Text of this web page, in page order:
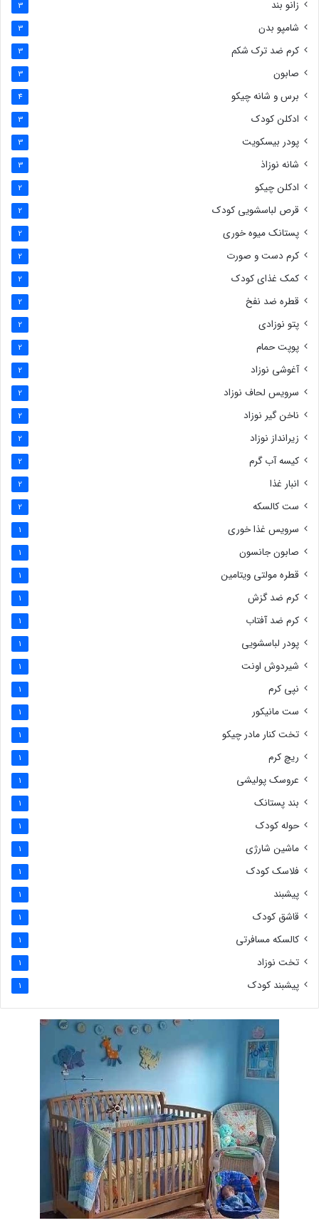
زانو بند 3
شامپو بدن 3
کرم ضد ترک شکم 3
صابون 3
برس و شانه چیکو 4
ادکلن کودک 3
پودر بیسکویت 3
شانه نوزاذ 3
ادکلن چیکو 2
قرص لباسشویی کودک 2
پستانک میوه خوری 2
کرم دست و صورت 2
کمک غذای کودک 2
قطره ضد نفخ 2
پتو نوزادی 2
پوپت حمام 2
آغوشی نوزاد 2
سرویس لحاف نوزاد 2
ناخن گیر نوزاد 2
زیرانداز نوزاد 2
کیسه آب گرم 2
انبار غذا 2
ست کالسکه 2
سرویس غذا خوری 1
صابون جانسون 1
قطره مولتی ویتامین 1
کرم ضد گزش 1
کرم ضد آفتاب 1
پودر لباسشویی 1
شیردوش اونت 1
نپی کرم 1
ست مانیکور 1
تخت کنار مادر چیکو 1
ریچ کرم 1
عروسک پولیشی 1
بند پستانک 1
حوله کودک 1
ماشین شارژی 1
فلاسک کودک 1
پیشبند 1
قاشق کودک 1
کالسکه مسافرتی 1
تخت نوزاد 1
پیشبند کودک 1